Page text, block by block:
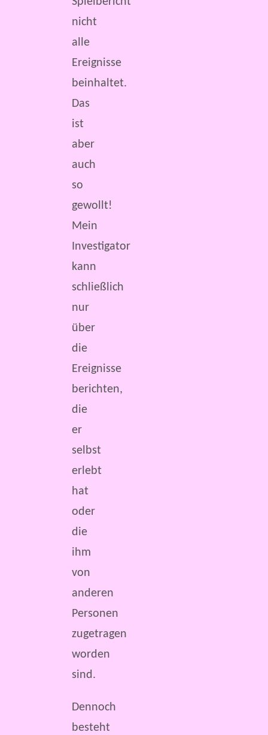
nicht
alle
Ereignisse
beinhaltet.
Das
ist
aber
auch
so
gewollt!
Mein
Investigator
kann
schließlich
nur
über
die
Ereignisse
berichten,
die
er
selbst
erlebt
hat
oder
die
ihm
von
anderen
Personen
zugetragen
worden
sind.
Dennoch
besteht